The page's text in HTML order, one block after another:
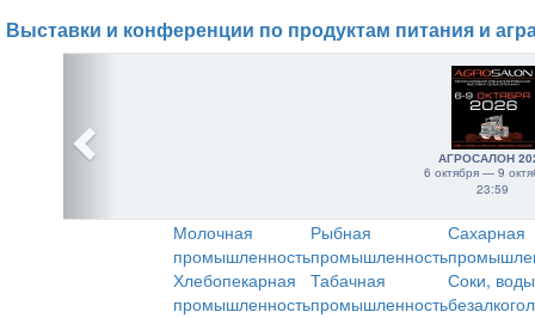
Выставки и конференции по продуктам питания и
АГРОСАЛОН
6 октября — 9
23:59
Молочная
промышленность
Рыбная
промышленность
Сахарная
Хлебопекарная
промышленность
Табачная
промышленность
Соки,